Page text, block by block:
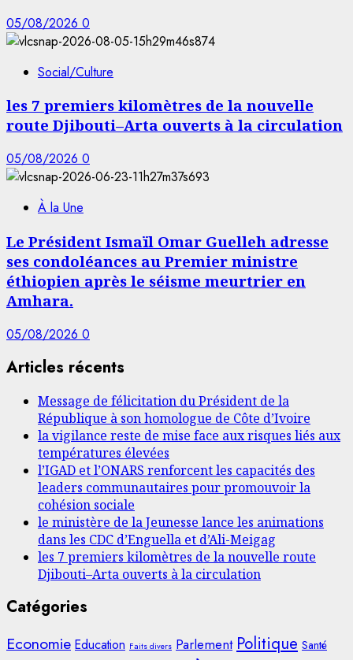
05/08/2026 0
Social/Culture
les 7 premiers kilomètres de la nouvelle
route Djibouti–Arta ouverts à la circulation
05/08/2026 0
À la Une
Le Président Ismaïl Omar Guelleh adresse
ses condoléances au Premier ministre
éthiopien après le séisme meurtrier en
Amhara.
05/08/2026 0
Articles récents
Message de félicitation du Président de la
République à son homologue de Côte d’Ivoire
la vigilance reste de mise face aux risques liés aux
températures élevées
l’IGAD et l’ONARS renforcent les capacités des
leaders communautaires pour promouvoir la
cohésion sociale
le ministère de la Jeunesse lance les animations
dans les CDC d’Enguella et d’Ali-Meigag
les 7 premiers kilomètres de la nouvelle route
Djibouti–Arta ouverts à la circulation
Catégories
Economie Education Faits divers Parlement Politique Santé